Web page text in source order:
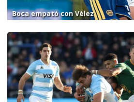
Boca empató con Vélez